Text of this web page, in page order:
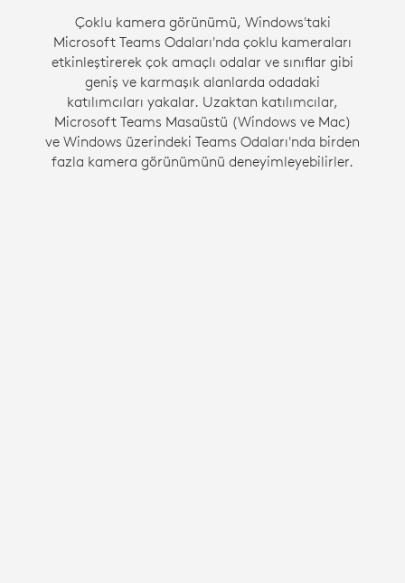
Çoklu kamera görünümü, Windows'taki
Microsoft Teams Odaları'nda çoklu kameraları
etkinleştirerek çok amaçlı odalar ve sınıflar gibi
geniş ve karmaşık alanlarda odadaki
katılımcıları yakalar. Uzaktan katılımcılar,
Microsoft Teams Masaüstü (Windows ve Mac)
ve Windows üzerindeki Teams Odaları'nda birden
fazla kamera görünümünü deneyimleyebilirler.
Akıllı yönetici, kapsayıcı bir hibrit toplantı ortamı
oluşturarak esnek iletişimi desteklemek için
tasarlandı. Windows'taki Zoom Rooms özelliği,
odadaki kişilere galeri görünümünde kendi
alanlarını sunarak toplantıdaki diğer herkesle
aynı şekilde görülme ve duyulma fırsatı verir.